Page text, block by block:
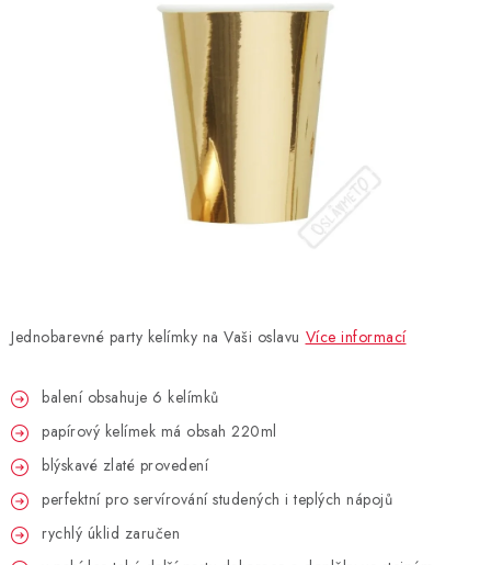
SVATEBNÍ DOPLŇKY
BARVY NA OBLIČEJ A VLASY
DÁRKY
HELIUM NA BALÓNKY
LAMPIONY
OSLAVA PODLE BAREV
Jednobarevné party kelímky na Vaši oslavu Více informací
balení obsahuje 6 kelímků
papírový kelímek má obsah 220ml
blýskavé zlaté provedení
perfektní pro servírování studených i teplých nápojů
rychlý úklid zaručen